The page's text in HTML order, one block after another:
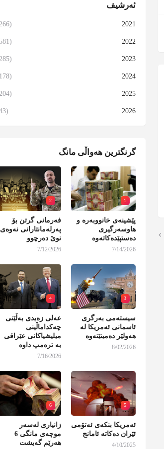
ئەرشیف
2021
(266)
2022
(581)
2023
(285)
2024
(178)
2025
(204)
2026
(43)
گرنگترین هەواڵی مانگ
1
پێشینەی خانووبەرە و
هاوسەرگیری
دەستپێدەکاتەوە
7/14/2026
2
فەرمانی گرتن بۆ
پەرلەمانتارانی نەوەی
نوێ دەرچوو
7/12/2026
3
سیستەمی بەرگری
ئاسمانی ئەمریکا لە
هەولێر دەمینێتەوە
8/02/2026
4
عەلی زەیدی بەڵێنی
چەکداماڵینی
میلیشیاکانی عێراقی
بە ترەمپ داوە
7/16/2026
5
ئەمریکا بنکەی ئەتۆمی
ئێران دەکاتە ئامانج
4/10/2025
6
زانیاری لەسەر
موچەی مانگی 6
هەرێم گەیشت